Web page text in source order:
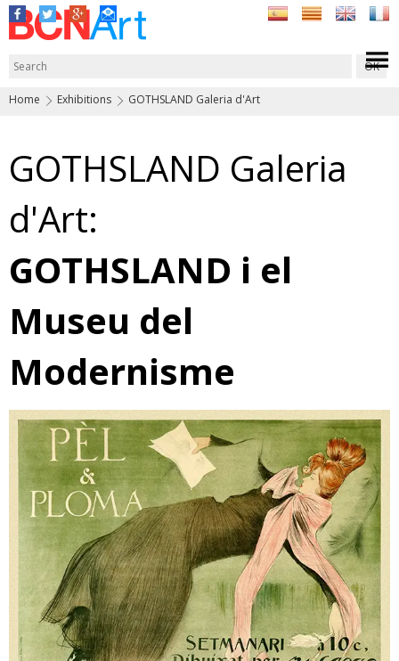
Home Exhibitions GOTHSLAND Galeria d'Art
GOTHSLAND Galeria
d'Art:
GOTHSLAND i el
Museu del
Modernisme